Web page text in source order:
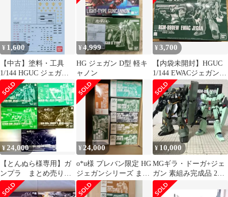
¥ 1,600
【中古】塗料・工具
1/144 HGUC ジェガン
汎用水転写式デカール1
「機動戦士ガンダムシ
リーズ」 2017年
THANKS JEGAN
SPECIAL 必ずもらえ
る!キャンペーン品
[2416748]
¥4,999
HG ジェガン D型 軽キ
ャノン
¥3,700
【内袋未開封】HGUC
1/144 EWACジェガン
（プレミアムバンダイ
限定）
¥24,000
【とんぬら様専用】ガ
ンプラ まとめ売り
#01+#02
¥24,000
o*u様 プレバン限定 HG
ジェガンシリーズ まと
め売り
¥ 10,000
MGギラ・ドーガ+ジェ
ガン 素組み完成品 2体
セット